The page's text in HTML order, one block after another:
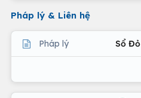
Pháp lý & Liên hệ
Pháp lý Sổ Đỏ